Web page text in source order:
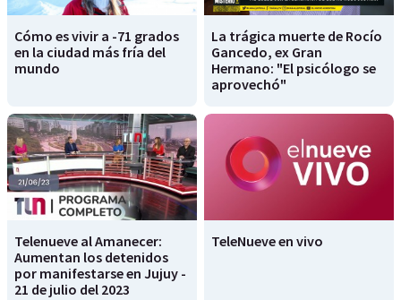
Cómo es vivir a -71 grados
en la ciudad más fría del
mundo
La trágica muerte de Rocío
Gancedo, ex Gran
Hermano: "El psicólogo se
aprovechó"
Telenueve al Amanecer:
Aumentan los detenidos
por manifestarse en Jujuy -
21 de julio del 2023
TeleNueve en vivo